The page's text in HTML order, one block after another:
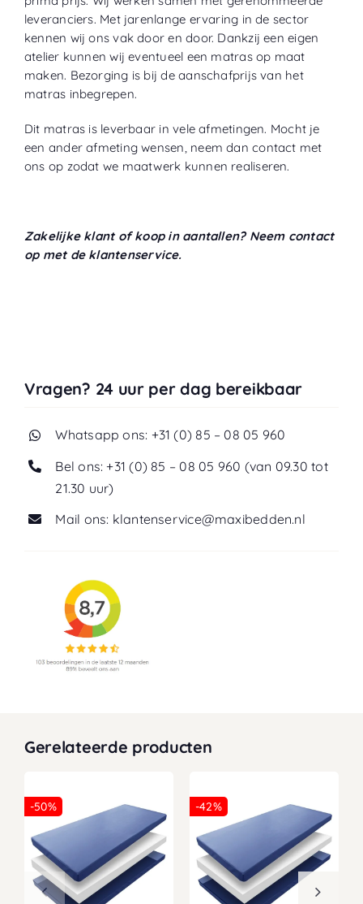
leveranciers. Met jarenlange ervaring in de sector
kennen wij ons vak door en door. Dankzij een eigen
atelier kunnen wij eventueel een matras op maat
maken. Bezorging is bij de aanschafprijs van het
matras inbegrepen.
Dit matras is leverbaar in vele afmetingen. Mocht je
een ander afmeting wensen, neem dan contact met
ons op zodat we maatwerk kunnen realiseren.
Zakelijke klant of koop in aantallen? Neem contact
op met de klantenservice.
Vragen? 24 uur per dag bereikbaar
Whatsapp ons: +31 (0) 85 – 08 05 960
Bel ons: +31 (0) 85 – 08 05 960 (van 09.30 tot
21.30 uur)
Mail ons: klantenservice@maxibedden.nl
Gerelateerde producten
-50% -42%